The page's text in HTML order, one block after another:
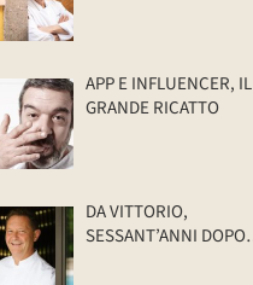
APP E INFLUENCER, IL
GRANDE RICATTO
DA VITTORIO,
SESSANT’ANNI DOPO: